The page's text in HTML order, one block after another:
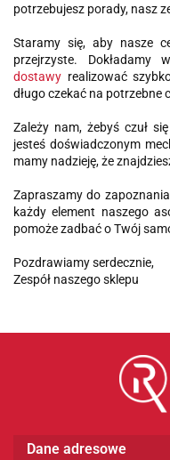
potrzebujesz porady, nasz
Staramy się, aby nasze
przejrzyste. Dokładamy
dostawy realizować
długo czekać na potrzebne
Zależy nam, żebyś czuł
jesteś doświadczonym
mamy nadzieję, że
Zapraszamy do
każdy element naszego
pomoże zadbać o Twój
Pozdrawiamy serdecznie,
Zespół naszego sklepu
Dane adresowe